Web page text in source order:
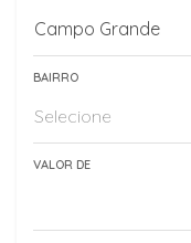
Campo Grande
BAIRRO
Selecione
VALOR DE